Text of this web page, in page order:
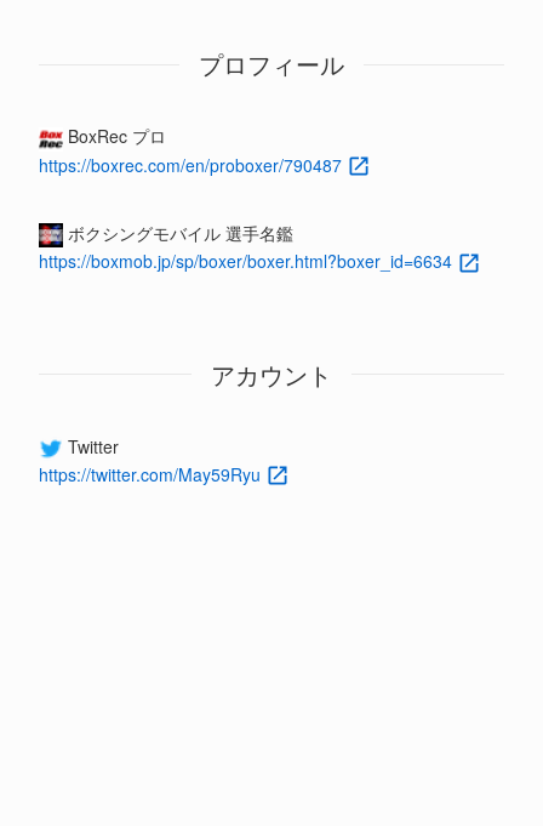
プロフィール
BoxRec プロ
https://boxrec.com/en/proboxer/790487
ボクシングモバイル 選手名鑑
https://boxmob.jp/sp/boxer/boxer.html?boxer_id=6634
アカウント
Twitter
https://twitter.com/May59Ryu